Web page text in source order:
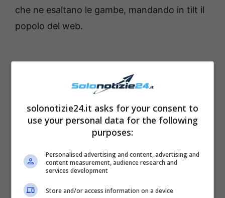
che ne esaltano le gambe, mandando in tilt il
popolo del web.
La verità su Can Yaman
solonotizie24.it asks for your consent to
use your personal data for the following
purposes:
Personalised advertising and content, advertising and
content measurement, audience research and
services development
Store and/or access information on a device